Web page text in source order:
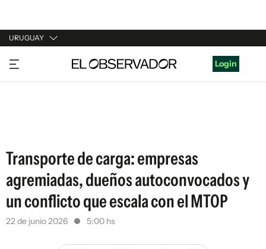
URUGUAY
URUGUAY
ARGENTINA
Login
Transporte de carga: empresas
agremiadas, dueños autoconvocados y
un conflicto que escala con el MTOP
22 de junio 2026 5:00 hs